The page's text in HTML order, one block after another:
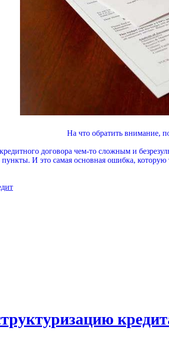
На что обратить внимание,
договора чем-то сложным и
И это самая основная ошибка,